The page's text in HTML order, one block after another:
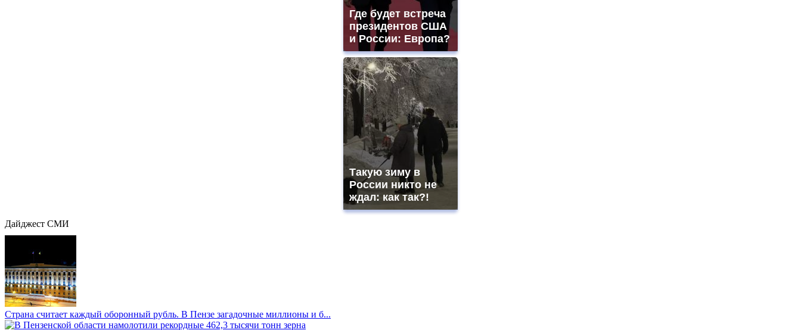
Где будет встреча
президентов США
и России: Европа?
Такую зиму в
России никто не
ждал: как так?!
Дайджест СМИ
Страна считает каждый оборонный рубль. В Пензе загадочные миллионы и б...